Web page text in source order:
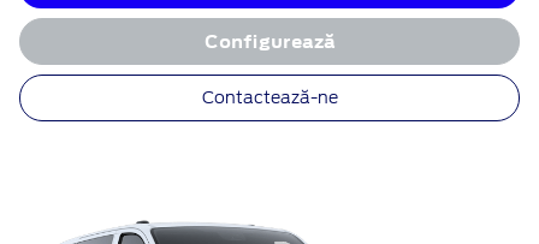
Configurează
Contactează-ne